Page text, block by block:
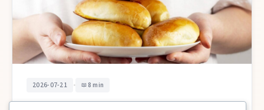
2026-07-21 • 8 min